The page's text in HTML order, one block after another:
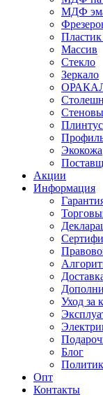
МДФ
Массив
Стекло
Зеркало
Плинтус
Экокожа
Акции
Информация
Уход за
Блог
Опт
Контакты